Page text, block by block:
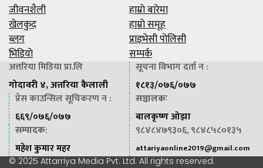
जीवनशैली
खेलकुद
ब्लग
भिडियाे
हाम्राे बारेमा
हाम्राे समूह
प्राइभेसी पाेलिसी
सम्पर्क
अत्तरिया मिडिया प्रा.लि
गोदावरी ४, अत्तरिया कैलाली
सूचना विभाग दर्ता न :
१८१३/०७६/०७७
प्रेस काउन्सिल सूचिकरण न :
६६९/०७६/०७७
सञ्चालकः
बालकृष्ण ओझा
सम्पादक:
महेश कुमार महर
९८४८४७९३०६, ९८४८५८०१३५
attariyaonline2019@gmail.com
© 2025 Attarriya Media Pvt. Ltd. All rights reserved.